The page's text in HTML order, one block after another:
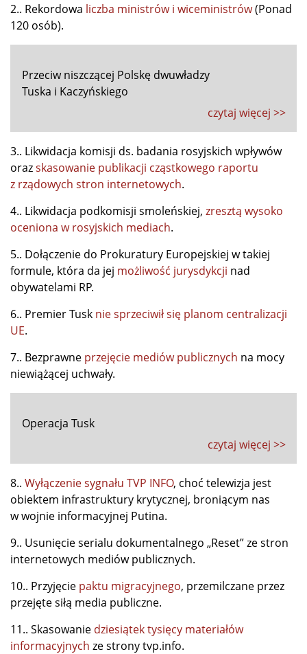
2.. Rekordowa liczba ministrów i wiceministrów(Ponad
120 osób).
Przeciw niszczącej Polskę dwuwładzy
Tuska i Kaczyńskiego
czytaj więcej >>
3.. Likwidacja komisji ds. badania rosyjskich wpływów
orazskasowanie publikacji cząstkowego raportu
z rządowych stron internetowych.
4.. Likwidacja podkomisji smoleńskiej, zresztą wysoko
oceniona w rosyjskich mediach.
5.. Dołączenie do Prokuratury Europejskiej w takiej
formule, która da jej możliwość jurysdykcji nad
obywatelami RP.
6.. Premier Tusk nie sprzeciwił się planom centralizacji
UE.
7.. Bezprawne przejęcie mediów publicznych na mocy
niewiążącej uchwały.
Operacja Tusk
czytaj więcej >>
8.. Wyłączenie sygnału TVP INFO, choć telewizja jest
obiektem infrastruktury krytycznej, broniącym nas
w wojnie informacyjnej Putina.
9.. Usunięcie serialu dokumentalnego „Reset” ze stron
internetowych mediów publicznych.
10.. Przyjęcie paktu migracyjnego, przemilczane przez
przejęte siłą media publiczne.
11.. Skasowanie dziesiątek tysięcy materiałów
informacyjnych ze strony tvp.info.